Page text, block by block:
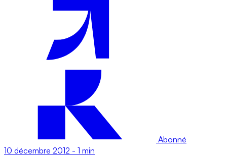
Abonné
10 décembre 2012 - 1 min